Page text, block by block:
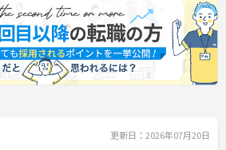
更新日：2026年07月20日